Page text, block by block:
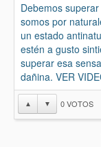
Debemos
somos por
un estado
estén a gusto
superar esa
dañina. VER
▲ ▼ 0VOTOS